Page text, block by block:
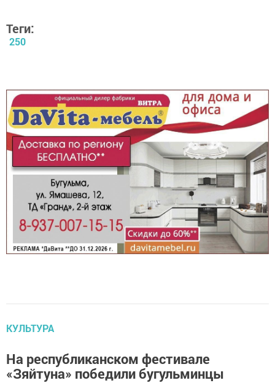
Теги:
250
КУЛЬТУРА
На республиканском фестивале
«Зяйтуна» победили бугульминцы